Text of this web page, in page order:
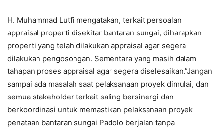
H. Muhammad Lutfi mengatakan, terkait persoalan
appraisal properti disekitar bantaran sungai, diharapkan
properti yang telah dilakukan appraisal agar segera
dilakukan pengosongan. Sementara yang masih dalam
tahapan proses appraisal agar segera diselesaikan.”Jangan
sampai ada masalah saat pelaksanaan proyek dimulai, dan
semua stakeholder terkait saling bersinergi dan
berkoordinasi untuk memastikan pelaksanaan proyek
penataan bantaran sungai Padolo berjalan tanpa